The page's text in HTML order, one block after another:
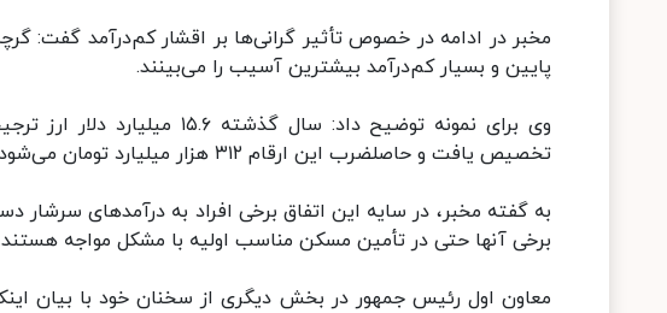
مخبر در ادامه در خصوص تأثیر گرانی‌ها بر اقشار کم‌درآمد گفت:
پایین و بسیار کم‌درآمد بیشترین آسیب را می‌بینند.
تخصیص یافت و حاصلضرب این ارقام ۳۱۲ هزار میلیارد تومان می‌شود.
به گفته مخبر، در سایه این اتفاق برخی افراد به درآمدهای
برخی آنها حتی در تأمین مسکن مناسب اولیه با مشکل مواجه هستند،
معاون اول رئیس جمهور در بخش دیگری از سخنان خود با بیان